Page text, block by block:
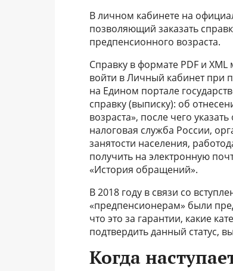
В личном кабинете на
позволяющий заказать
предпенсионного возраста.
Справку в формате PDF и
войти в Личный кабинет при
на Едином портале
справку (выписку): об
возраста», после чего
налоговая служба России,
занятости населения,
получить на электронную
«История обращений».
В 2018 году в связи со
«предпенсионерам» были
что это за гарантии, какие
подтвердить данный статус,
Когда